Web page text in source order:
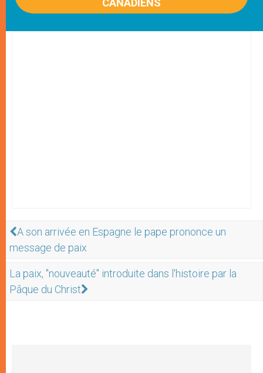
CANADIENS
A son arrivée en Espagne le pape prononce un
message de paix
La paix, "nouveauté" introduite dans l'histoire par la
Pâque du Christ